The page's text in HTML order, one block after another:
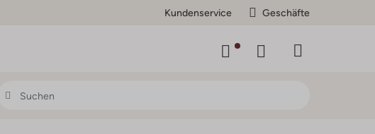
Kundenservice Geschäfte